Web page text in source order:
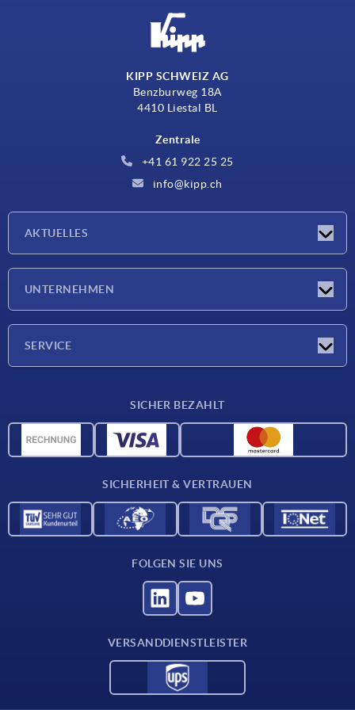
KIPP SCHWEIZ AG
Benzburweg 18A
4410 Liestal BL
Zentrale
+41 61 922 25 25
info@kipp.ch
AKTUELLES
UNTERNEHMEN
SERVICE
CAD-Daten
SICHER BEZAHLT
SICHERHEIT & VERTRAUEN
FOLGEN SIE UNS
VERSANDDIENSTLEISTER